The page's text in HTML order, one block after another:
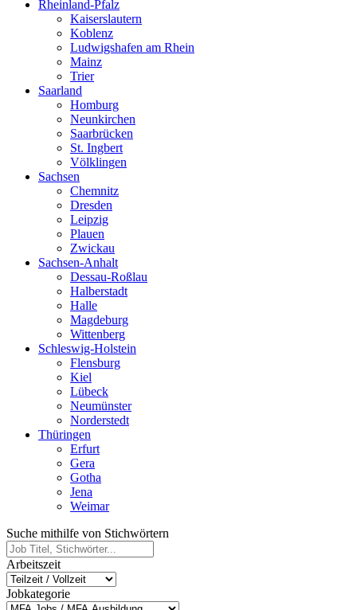
Rheinland-Pfalz
Kaiserslautern
Koblenz
Ludwigshafen am Rhein
Mainz
Trier
Saarland
Homburg
Neunkirchen
Saarbrücken
St. Ingbert
Völklingen
Sachsen
Chemnitz
Dresden
Leipzig
Plauen
Zwickau
Sachsen-Anhalt
Dessau-Roßlau
Halberstadt
Halle
Magdeburg
Wittenberg
Schleswig-Holstein
Flensburg
Kiel
Lübeck
Neumünster
Norderstedt
Thüringen
Erfurt
Gera
Gotha
Jena
Weimar
Suche mithilfe von Stichwörtern
Arbeitszeit
Jobkategorie